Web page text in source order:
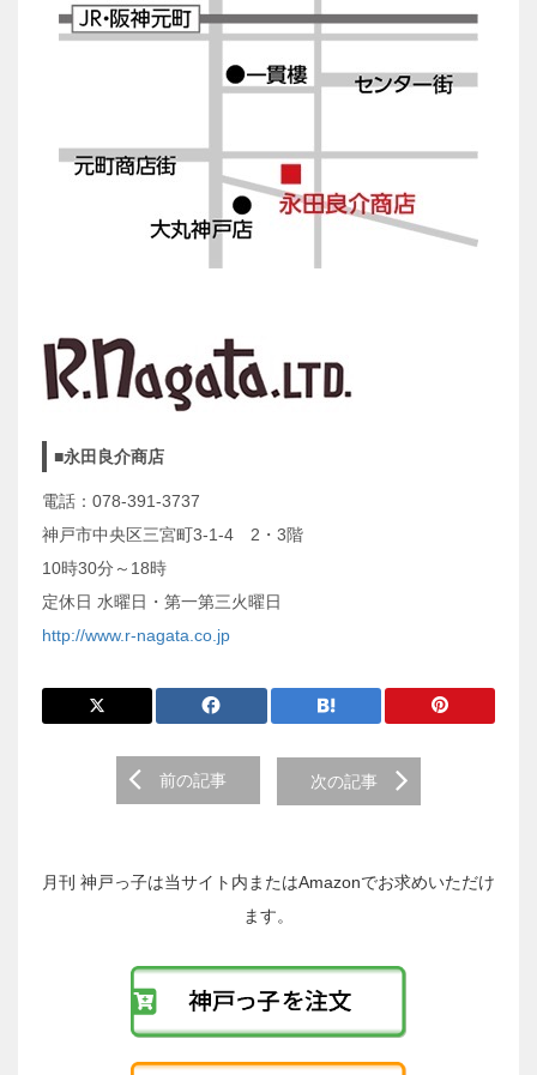
■永田良介商店
電話：078-391-3737
神戸市中央区三宮町3-1-4 2・3階
10時30分～18時
定休日 水曜日・第一第三火曜日
http://www.r-nagata.co.jp
稿
前の記事 次の記事
月刊 神戸っ子は当サイト内またはAmazonでお求めいただけ
ます。